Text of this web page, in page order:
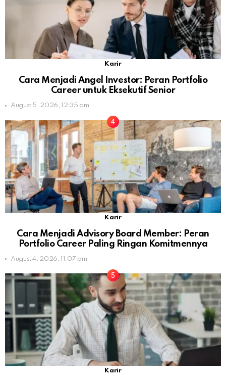
Karir
Cara Menjadi Angel Investor: Peran Portfolio
Career untuk Eksekutif Senior
August 5, 2026, 12:35 am
Karir
Cara Menjadi Advisory Board Member: Peran
Portfolio Career Paling Ringan Komitmennya
August 4, 2026, 11:07 pm
Karir